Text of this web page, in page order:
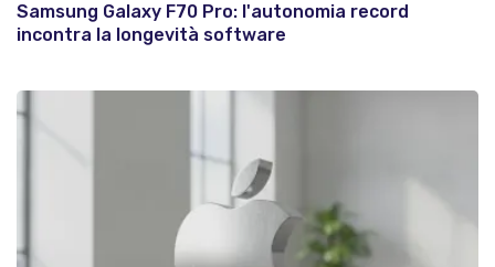
Samsung Galaxy F70 Pro: l'autonomia record
incontra la longevità software